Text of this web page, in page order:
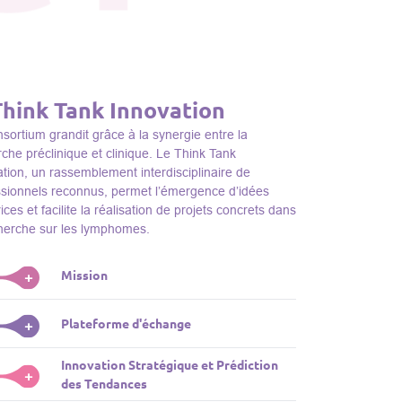
Tank Innovation
grandit grâce à la synergie entre la
préclinique et clinique. Le Think Tank
un rassemblement interdisciplinaire de
reconnus, permet l’émergence d’idées
et facilite la réalisation de projets concrets dans
sur les lymphomes.
+ Mission
Tank initie des projets, façonne des initiatives de
des porteurs et promeut l’unité parmi les
du consortium, jouant ainsi un rôle essentiel
promotion de la recherche sur les lymphomes.
+ Plateforme d'échange
Tank sert de plateforme dynamique pour
des plateformes technologiques et des
+
Innovation Stratégique et Prédiction
des Tendances